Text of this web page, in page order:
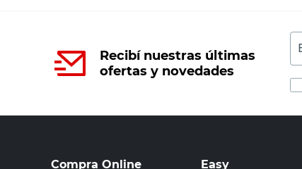
Recibí nuestras últimas
ofertas y novedades
Compra Online Easy